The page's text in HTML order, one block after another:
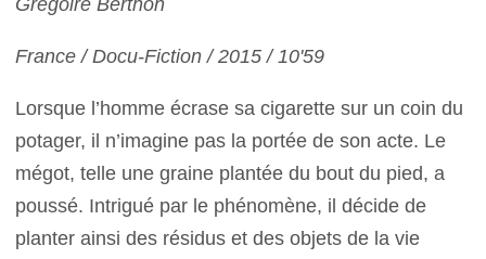
Grégoire Berthon
France / Docu-Fiction / 2015 / 10'59
Lorsque l’homme écrase sa cigarette sur un coin du
potager, il n’imagine pas la portée de son acte. Le
mégot, telle une graine plantée du bout du pied, a
poussé. Intrigué par le phénomène, il décide de
planter ainsi des résidus et des objets de la vie